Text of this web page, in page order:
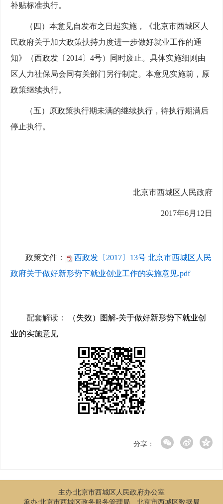
补贴标准执行。
（四）本意见自发布之日起实施，《北京市西城区人
民政府关于加大政策扶持力度进一步做好就业工作的通
知》（西政发〔2014〕4号）同时废止。具体实施细则由
区人力社保局会同有关部门另行制定。本意见实施前，原
政策继续执行。
（五）原政策执行期未满的继续执行，待执行期满后
停止执行。
北京市西城区人民政府
2017年6月12日
政策文件：
西政发〔2017〕13号 北京市西城区人民
政府关于做好新形势下就业创业工作的实施意见.pdf
配套解读：
（失效）图解-关于做好新形势下就业创
业的实施意见
分享：
主办:北京市西城区人民政府办公室
承办:北京市西城区政务服务管理局、北京市西城区数据局